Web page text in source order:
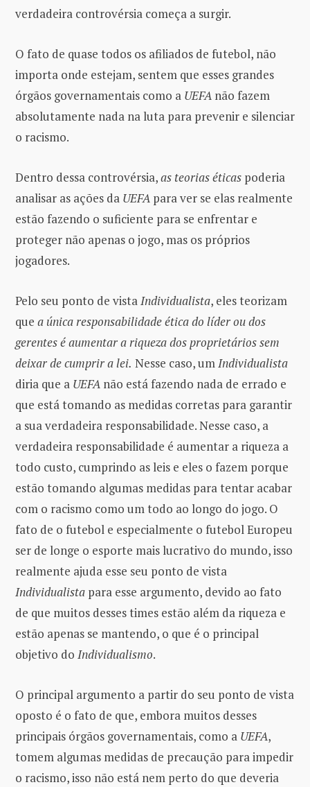
verdadeira controvérsia começa a surgir.
O fato de quase todos os afiliados de futebol, não
importa onde estejam, sentem que esses grandes
órgãos governamentais como a UEFA não fazem
absolutamente nada na luta para prevenir e silenciar
o racismo.
Dentro dessa controvérsia,as teorias éticas poderia
analisar as ações da UEFA para ver se elas realmente
estão fazendo o suficiente para se enfrentar e
proteger não apenas o jogo, mas os próprios
jogadores.
Pelo seu ponto de vistaIndividualista, eles teorizam
que a única responsabilidade ética do líder ou dos
gerentes é aumentar a riqueza dos proprietários sem
deixar de cumprir a lei. Nesse caso, umIndividualista
diria que a UEFA não está fazendo nada de errado e
que está tomando as medidas corretas para garantir
a sua verdadeira responsabilidade. Nesse caso, a
verdadeira responsabilidade é aumentar a riqueza a
todo custo, cumprindo as leis e eles o fazem porque
estão tomando algumas medidas para tentar acabar
com o racismo como um todo ao longo do jogo. O
fato de o futebol e especialmente o futebol Europeu
ser de longe o esporte mais lucrativo do mundo, isso
realmente ajuda esse seu ponto de vista
Individualista para esse argumento, devido ao fato
de que muitos desses times estão além da riqueza e
estão apenas se mantendo, o que é o principal
objetivo do Individualismo.
O principal argumento a partir do seu ponto de vista
oposto é o fato de que, embora muitos desses
principais órgãos governamentais, como a UEFA,
tomem algumas medidas de precaução para impedir
o racismo, isso não está nem perto do que deveria